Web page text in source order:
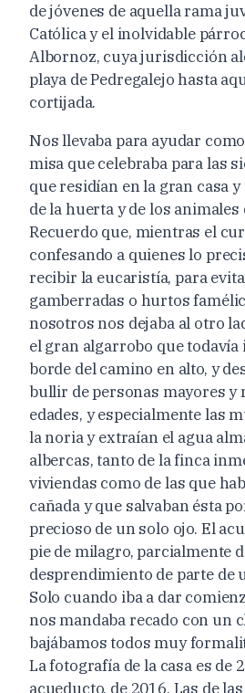
de jóvenes de aquella rama
Católica y el inolvidable
Albornoz, cuya jurisdicción
playa de Pedregalejo hasta
cortijada.
Nos llevaba para ayudar
misa que celebraba para las
que residían en la gran casa
de la huerta y de los animales
Recuerdo que, mientras el
confesando a quienes lo
recibir la eucaristía, para
gamberradas o hurtos
nosotros nos dejaba al otro
el gran algarrobo que todavía
borde del camino en alto, y
bullir de personas mayores y
edades, y especialmente las
la noria y extraían el agua
albercas, tanto de la finca
viviendas como de las que
cañada y que salvaban ésta
precioso de un solo ojo. El
pie de milagro,parcialmente
desprendimiento de parte de
Solo cuando iba a dar
nos mandaba recado con un
bajábamos todos muy
La fotografía de la casa es de
acueducto, de 2016. Las de